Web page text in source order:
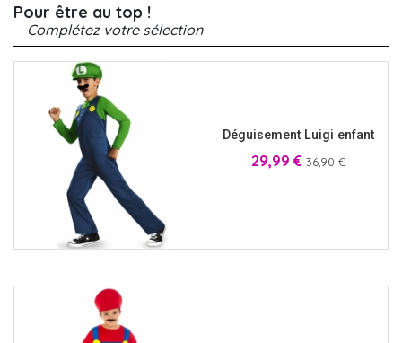
Pour être au top !
Complétez votre sélection
Déguisement Luigi enfant
Prix
29,99 € Prix
36,90 €